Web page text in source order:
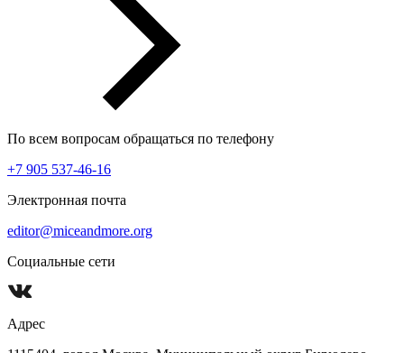
По всем вопросам обращаться по телефону
+7 905 537-46-16
Электронная почта
editor@miceandmore.org
Социальные сети
Адрес